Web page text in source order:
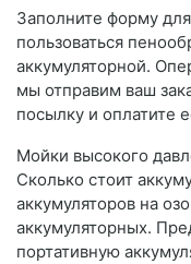
Заполните форму
пользоваться
аккумуляторной.
мы отправим ваш
посылку и оплатите
Мойки высокого
Сколько стоит
аккумуляторов на
аккумуляторных.
портативную